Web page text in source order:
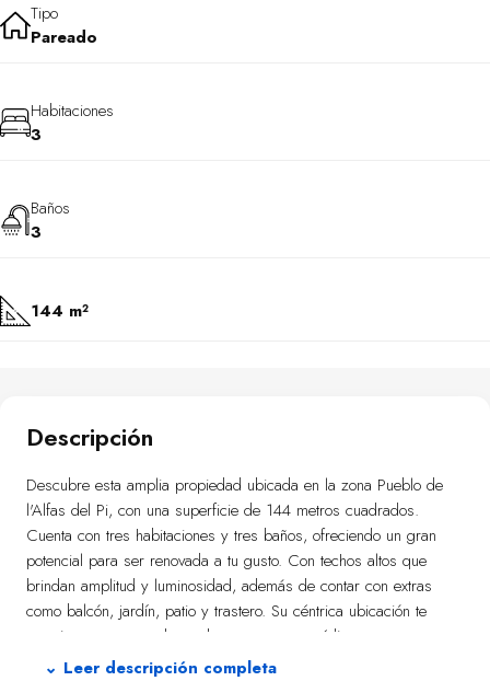
Tipo
Pareado
Habitaciones
3
Baños
3
144 m²
Descripción
Descubre esta amplia propiedad ubicada en la zona Pueblo de
l'Alfas del Pi, con una superficie de 144 metros cuadrados.
Cuenta con tres habitaciones y tres baños, ofreciendo un gran
potencial para ser renovada a tu gusto. Con techos altos que
brindan amplitud y luminosidad, además de contar con extras
como balcón, jardín, patio y trastero. Su céntrica ubicación te
permite estar cerca de autobuses, centros médicos y
supermercados; ideal para aquellos que buscan comodidad y
⌄ Leer descripción completa